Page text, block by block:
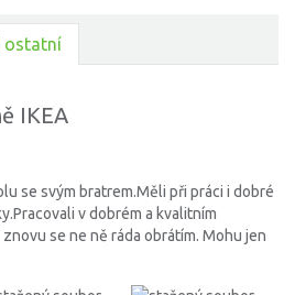
ostatní
IKEA
se svým bratrem.Měli při práci i dobré
v dobrém a kvalitním
se ne ně ráda obrátím. Mohu jen